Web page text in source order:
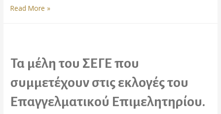
Ο
Τροχαίο
στη
Μύκονο
και
το
Read More »
Τα μέλη του ΣΕΓΕ που
συμμετέχουν στις εκλογές του
Επαγγελματικού Επιμελητηρίου.